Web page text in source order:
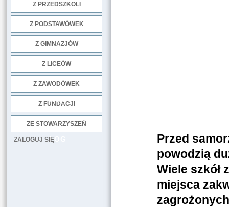
Z PRZEDSZKOLI
Z PODSTAWÓWEK
Z GIMNAZJÓW
Z LICEÓW
Z ZAWODÓWEK
Z FUNDACJI
ZE STOWARZYSZEŃ
LOG
ZALOGUJ SIĘ
Przed
powodzią
Wiele szkół
miejsca